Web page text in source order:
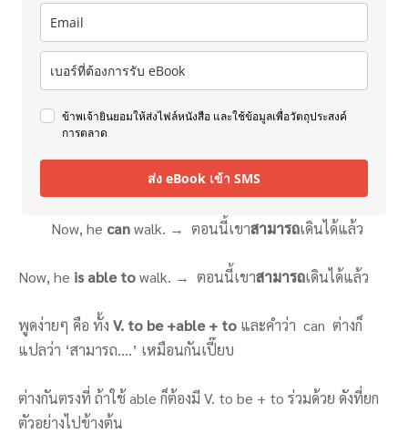
ข้าพเจ้ายินยอมให้ส่งไฟล์หนังสือ และใช้ข้อมูลเพื่อวัตถุประสงค์
การตลาด
ส่ง eBook เข้า SMS
Now, he canwalk. → ตอนนี้เขาสามารถเดินได้แล้ว
Now, he is able towalk. → ตอนนี้เขาสามารถเดินได้แล้ว
พูดง่ายๆ คือ ทั้ง V. to be +able + to และคำว่า can ต่างก็
แปลว่า ‘สามารถ….’ เหมือนกันเปี๊ยบ
ต่างกันตรงที่ ถ้าใช้ able ก็ต้องมี V. to be + to ร่วมด้วย ดังที่ยก
ตัวอย่างไปข้างต้น